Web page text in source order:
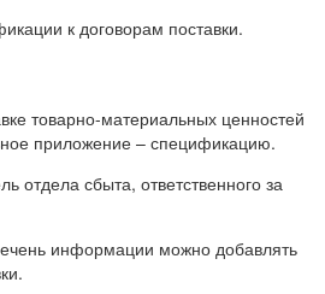
к договорам поставки.
товарно-материальных ценностей
приложение – спецификацию.
отдела сбыта, ответственного за
информации можно добавлять